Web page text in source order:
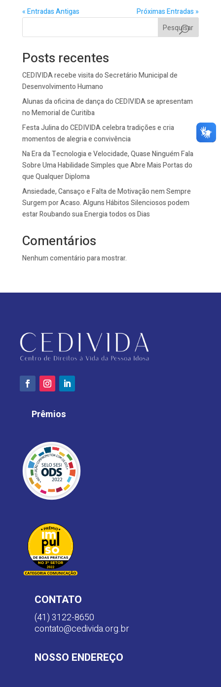
« Entradas Antigas
Próximas Entradas »
Pesquisar
Posts recentes
CEDIVIDA recebe visita do Secretário Municipal de
Desenvolvimento Humano
Alunas da oficina de dança do CEDIVIDA se apresentam
no Memorial de Curitiba
Festa Julina do CEDIVIDA celebra tradições e cria
momentos de alegria e convivência
Na Era da Tecnologia e Velocidade, Quase Ninguém Fala
Sobre Uma Habilidade Simples que Abre Mais Portas do
que Qualquer Diploma
Ansiedade, Cansaço e Falta de Motivação nem Sempre
Surgem por Acaso. Alguns Hábitos Silenciosos podem
estar Roubando sua Energia todos os Dias
Comentários
Nenhum comentário para mostrar.
Prêmios
CONTATO
(41) 3122-8650
contato@cedivida.org.br
NOSSO ENDEREÇO